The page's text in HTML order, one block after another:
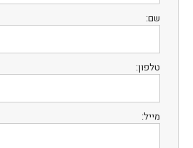
שם:
טלפון:
מייל: